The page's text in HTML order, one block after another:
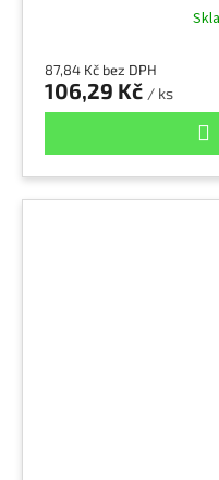
87,84 Kč bez DPH
106,29 Kč / ks